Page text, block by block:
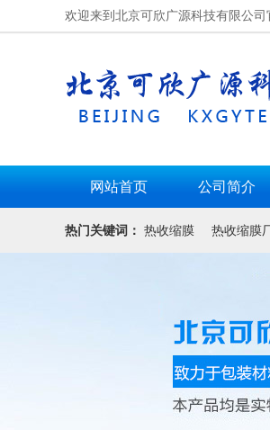
欢迎来到北京可欣广源科技有限公
网站首页 公司简介
热门关键词： 热收缩膜 热收缩膜